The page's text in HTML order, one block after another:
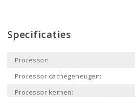
Specificaties
Processor:
Processor cachegeheugen:
Processor kernen: